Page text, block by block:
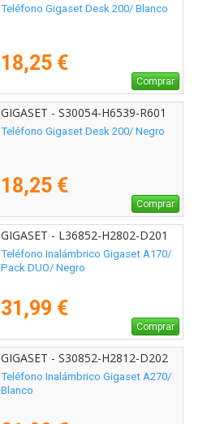
Teléfono Gigaset Desk 200/ Blanco
18,25 €
Comprar
GIGASET - S30054-H6539-R601
Teléfono Gigaset Desk 200/ Negro
18,25 €
Comprar
GIGASET - L36852-H2802-D201
Teléfono Inalámbrico Gigaset A170/
Pack DUO/ Negro
31,99 €
Comprar
GIGASET - S30852-H2812-D202
Teléfono Inalámbrico Gigaset A270/
Blanco